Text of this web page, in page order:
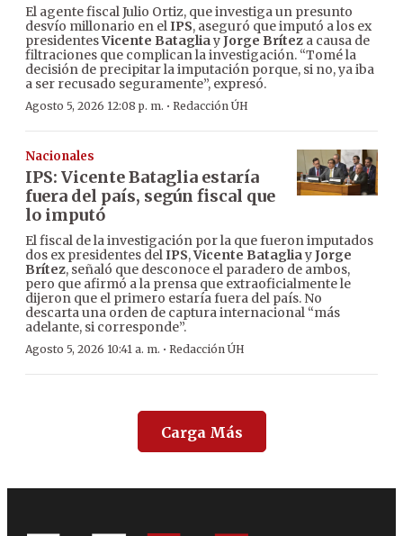
El agente fiscal Julio Ortiz, que investiga un presunto
desvío millonario en elIPS, aseguró que imputó a los ex
presidentesVicente BatagliayJorge Brítez a causa de
filtraciones que complican la investigación. “Tomé la
decisión de precipitar la imputación porque, si no, ya iba
a ser recusado seguramente”, expresó.
Agosto 5, 2026 12:08 p. m. · Redacción ÚH
Nacionales
IPS: Vicente Bataglia estaría
fuera del país, según fiscal que
lo imputó
El fiscal de la investigación por la que fueron imputados
dos ex presidentes delIPS,Vicente BatagliayJorge
Brítez, señaló que desconoce el paradero de ambos,
pero que afirmó a la prensa que extraoficialmente le
dijeron que el primero estaría fuera del país. No
descarta una orden de captura internacional “más
adelante, si corresponde”.
Agosto 5, 2026 10:41 a. m. · Redacción ÚH
Carga Más